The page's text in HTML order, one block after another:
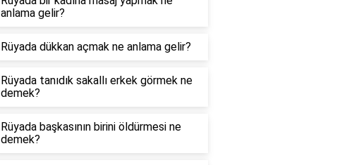
anlama gelir?
Rüyada dükkan açmak ne anlama gelir?
Rüyada tanıdık sakallı erkek görmek ne
demek?
Rüyada başkasının birini öldürmesi ne
demek?